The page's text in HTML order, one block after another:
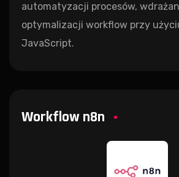
automatyzacji procesów,
optymalizacji workflow przy
JavaScript.
Workflow n8n